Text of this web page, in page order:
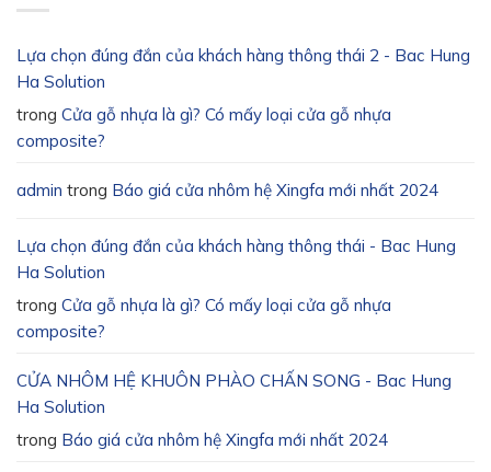
Lựa chọn đúng đắn của khách hàng thông thái 2 - Bac Hung
Ha Solution
trong Cửa gỗ nhựa là gì? Có mấy loại cửa gỗ nhựa
composite?
admin trong Báo giá cửa nhôm hệ Xingfa mới nhất 2024
Lựa chọn đúng đắn của khách hàng thông thái - Bac Hung
Ha Solution
trong Cửa gỗ nhựa là gì? Có mấy loại cửa gỗ nhựa
composite?
CỬA NHÔM HỆ KHUÔN PHÀO CHẤN SONG - Bac Hung
Ha Solution
trong Báo giá cửa nhôm hệ Xingfa mới nhất 2024